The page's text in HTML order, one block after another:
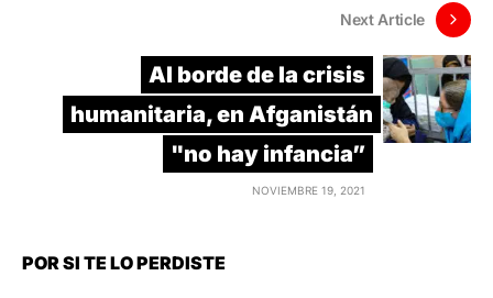
Next Article
Al borde de la crisis
humanitaria, en Afganistán
"no hay infancia”
NOVIEMBRE 19, 2021
POR SI TE LO PERDISTE